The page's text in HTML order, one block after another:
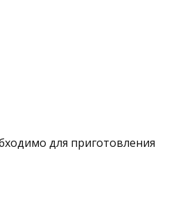
для приготовления